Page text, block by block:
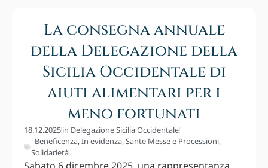
La consegna annuale
della Delegazione della
Sicilia Occidentale di
aiuti alimentari per i
meno fortunati
18.12.2025in Delegazione Sicilia Occidentale
Beneficenza,In evidenza,Sante Messe e Processioni,
Solidarietà